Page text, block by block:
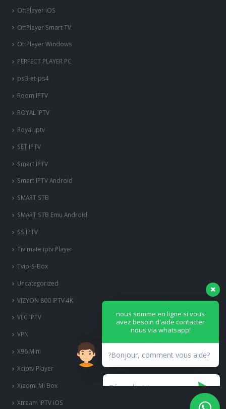
MECOOL KM3 PS
NET IPTV
NET IPTV Android
OttPlayer Android
OttPlayer iOS
OttPlayer Smart TV
OttPlayer Windows
PERFECT PLAYER PC
ps3-et-ps4
Room IPTV
ROYAL IPTV
Royal iptv
SET IPTV
Smart IPTV
Smart IPTV Android
SMART STB
SMART STB Emu Android
SS IPTV
Tivimate iptv Player
Tvip-S-Box
Uncategorized
VIZYON 800 IPTV 4K
VLC IPTV
VPN
nous somme en ligne si vous
nous via whatsapp!
?Bonjour, comment vous aide?